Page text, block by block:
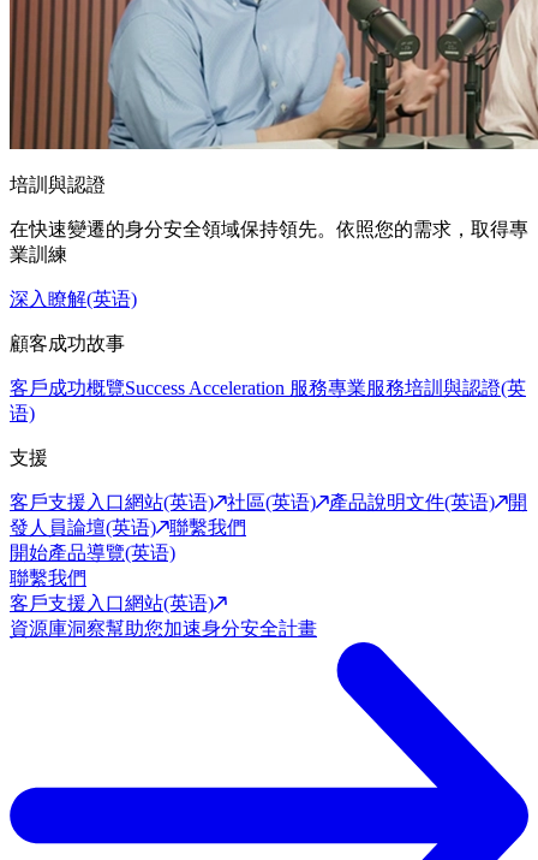
培訓與認證
在快速變遷的身分安全領域保持領先。依照您的需求，取得專
業訓練
深入瞭解(英语)
顧客成功故事
客戶成功概覽Success Acceleration 服務專業服務培訓與認證(英
语)
支援
客戶支援入口網站(英语) 社區(英语) 產品說明文件(英语)
開
發人員論壇(英语)
聯繫我們
開始產品導覽(英语)
聯繫我們
客戶支援入口網站(英语)
資源庫洞察幫助您加速身分安全計畫